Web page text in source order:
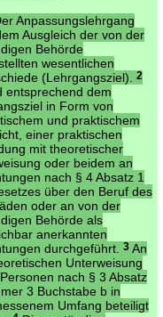
Anpassungslehrgang
Ausgleich der von der
Behörde
wesentlichen
(Lehrgangsziel).
2
entsprechend dem
in Form von
und praktischem
einer praktischen
mit theoretischer
oder beidem an
nach § 4 Absatz 1
über den Beruf des
oder an von der
Behörde als
anerkannten
durchgeführt.
3An
Unterweisung
nach § 3 Absatz
3 Buchstabe b in
Umfang beteiligt